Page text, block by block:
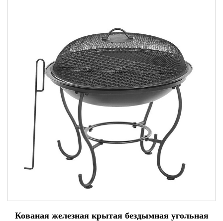
Кованая железная крытая бездымная угольная